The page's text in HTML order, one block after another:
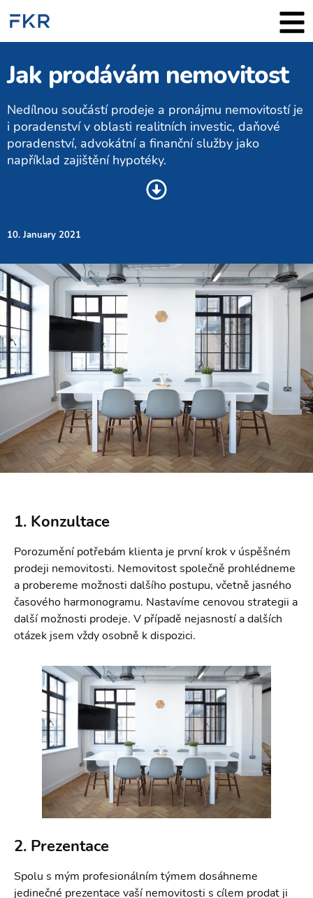
10. January 2021
Jak prodávám nemovitost
Nedílnou součástí prodeje a pronájmu nemovitostí je
i poradenství v oblasti realitních investic, daňové
poradenství, advokátní a finanční služby jako
například zajištění hypotéky.
1. Konzultace
Porozumění potřebám klienta je první krok v úspěšném
prodeji nemovitosti. Nemovitost společně prohlédneme
a probereme možnosti dalšího postupu, včetně jasného
časového harmonogramu. Nastavíme cenovou strategii a
další možnosti prodeje. V případě nejasností a dalších
otázek jsem vždy osobně k dispozici.
2. Prezentace
Spolu s mým profesionálním týmem dosáhneme
jedinečné prezentace vaší nemovitosti s cílem prodat ji